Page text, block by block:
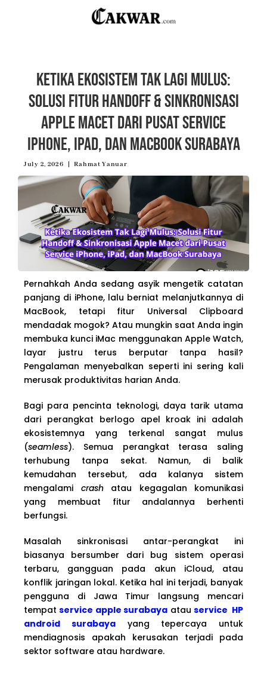
Ketika Ekosistem Tak Lagi Mulus:
Solusi Fitur Handoff & Sinkronisasi
Apple Macet dari Pusat Service
iPhone, iPad, dan MacBook Surabaya
July 2, 2026 Rahmat Yanuar
Pernahkah Anda sedang asyik mengetik catatan
panjang di iPhone, lalu berniat melanjutkannya di
MacBook, tetapi fitur Universal Clipboard
mendadak mogok? Atau mungkin saat Anda ingin
membuka kunci iMac menggunakan Apple Watch,
layar justru terus berputar tanpa hasil?
Pengalaman menyebalkan seperti ini sering kali
merusak produktivitas harian Anda.
Bagi para pencinta teknologi, daya tarik utama
dari perangkat berlogo apel kroak ini adalah
ekosistemnya yang terkenal sangat mulus
(seamless). Semua perangkat terasa saling
terhubung tanpa sekat. Namun, di balik
kemudahan tersebut, ada kalanya sistem
mengalami crashatau kegagalan komunikasi
yang membuat fitur andalannya berhenti
berfungsi.
Masalah sinkronisasi antar-perangkat ini
biasanya bersumber dari bug sistem operasi
terbaru, gangguan pada akun iCloud, atau
konflik jaringan lokal. Ketika hal ini terjadi, banyak
pengguna di Jawa Timur langsung mencari
tempatservice apple surabaya atauservice HP
android surabayayang tepercaya untuk
mendiagnosis apakah kerusakan terjadi pada
sektor software atau hardware.